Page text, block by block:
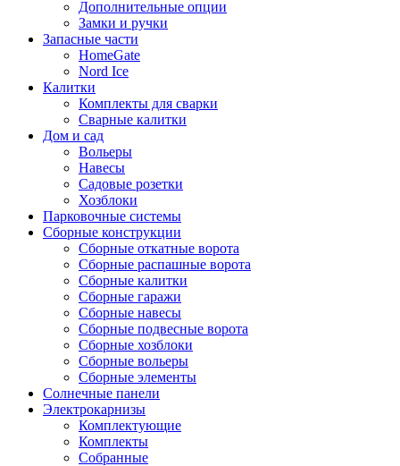
Дополнительные опции
Замки и ручки
Запасные части
HomeGate
Nord Ice
Калитки
Комплекты для сварки
Сварные калитки
Дом и сад
Вольеры
Навесы
Садовые розетки
Хозблоки
Парковочные системы
Сборные конструкции
Сборные откатные ворота
Сборные распашные ворота
Сборные калитки
Сборные гаражи
Сборные навесы
Сборные подвесные ворота
Сборные хозблоки
Сборные вольеры
Сборные элементы
Солнечные панели
Электрокарнизы
Комплектующие
Комплекты
Собранные